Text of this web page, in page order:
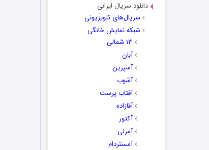
دانلود سریال ایرانی
سریال‌های تلویزیونی
شبکه نمایش خانگی
۱۳ شمالی
آبان
آسپرین
آشوب
آفتاب پرست
آقازاده
آکتور
آمرلی
آمستردام